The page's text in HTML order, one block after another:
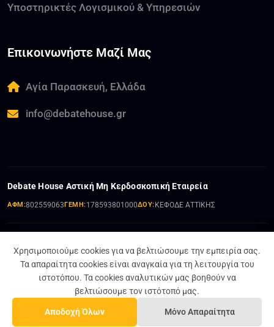
Υποστηρικτές Λογισμικού & Υπηρεσιών
Επικοινωνήστε Μαζί Μας
Αγία Παρασκευή, Ελλάδα
info@debatehouse.gr
Debate House Αστική Μη Κερδοσκοπική Εταιρεία
ΑΦΜ:802559063ΓΕΜΗ:178593801000ΔΟΥ: ΚΕΦΟΔΕ ΑΤΤΙΚΗΣ
© 2024 - 2026 Debate House Α.Μ.Κ.Ε.
Όροι και Προϋποθέσεις
Πολιτική Απορρήτου
Σχέδιο Ισότητας Φύλων
Χρησιμοποιούμε cookies για να βελτιώσουμε την εμπειρία σας.
Τα απαραίτητα cookies είναι αναγκαία για τη λειτουργία του
ιστοτόπου. Τα cookies αναλυτικών μας βοηθούν να
βελτιώσουμε τον ιστότοπό μας.
Αποδοχή Όλων Μόνο Απαραίτητα